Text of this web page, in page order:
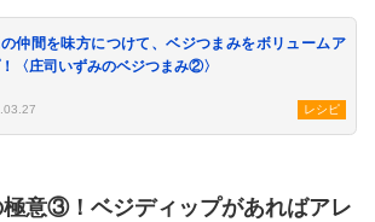
仲間を味方につけて、ベジつまみをボリュームア
〈庄司いずみのベジつまみ②〉
レシピ
意③！ベジディップがあればアレ